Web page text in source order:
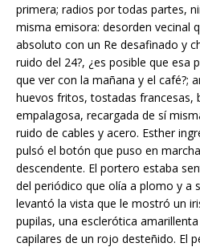
primera; radios por todas partes,
misma emisora: desorden vecinal
absoluto con un Re desafinado y
ruido del 24?, ¿es posible que esa
que ver con la mañana y el café?;
huevos fritos, tostadas francesas,
empalagosa, recargada de sí
ruido de cables y acero. Esther
pulsó el botón que puso en
descendente. El portero estaba
del periódico que olía a plomo y a
levantó la vista que le mostró un
pupilas, una esclerótica
capilares de un rojo desteñido. El